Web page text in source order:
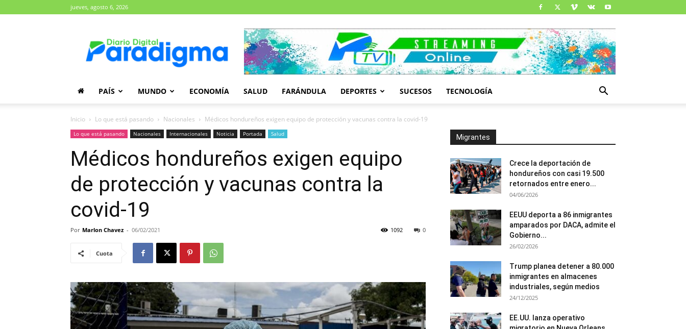
jueves, agosto 6, 2026
Paradigma
PAÍS MUNDO ECONOMÍA SALUD FARÁNDULA DEPORTES SUCESOS TECNOLOGÍA
Inicio Lo que está pasando Nacionales Médicos hondureños exigen equipo de protección y vacunas contra la covid-19
Lo que está pasando Nacionales Internacionales Noticia Portada Salud
Médicos hondureños exigen equipo
de protección y vacunas contra la
covid-19
Por Marlon Chavez - 06/02/2021 0
1092
Cuota
Migrantes
Crece la deportación de
hondureños con casi 19.500
retornados entre enero...
04/06/2026
EEUU deporta a 86 inmigrantes
amparados por DACA, admite el
Gobierno...
26/02/2026
Trump planea detener a 80.000
inmigrantes en almacenes
industriales, según medios
24/12/2025
EE.UU. lanza operativo